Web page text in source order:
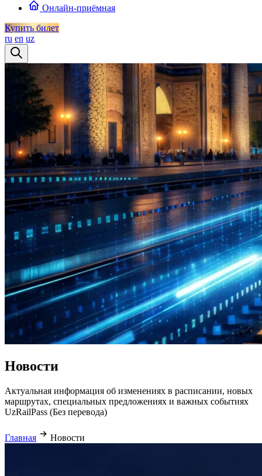
Онлайн-приёмная
Купить билет
ru en uz
Новости
Актуальная информация об изменениях в расписании, новых
маршрутах, специальных предложениях и важных событиях
UzRailPass (Без перевода)
Главная Новости